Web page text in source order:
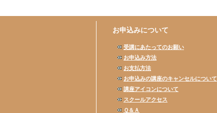
お申込みについて
受講にあたってのお願い
お申込み方法
お支払方法
お申込みの講座のキャンセルについて
講座アイコンについて
スクールアクセス
Ｑ＆Ａ